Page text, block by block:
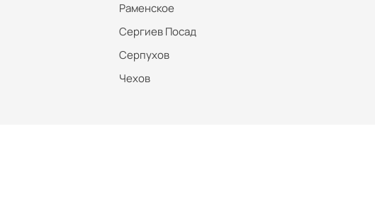
Раменское
Сергиев Посад
Серпухов
Чехов